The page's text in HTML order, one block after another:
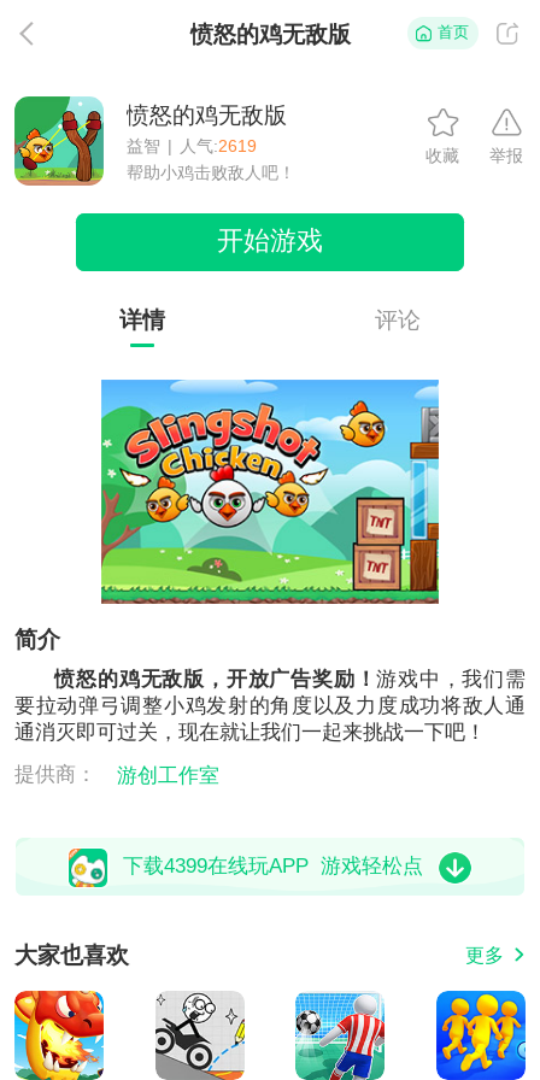
愤怒的鸡无敌版 首页
愤怒的鸡无敌版
益智 | 人气:2619
帮助小鸡击败敌人吧！
收藏 举报
开始游戏
详情 评论
简介
愤怒的鸡无敌版，开放广告奖励！游戏中，我们需
要拉动弹弓调整小鸡发射的角度以及力度成功将敌人通
通消灭即可过关，现在就让我们一起来挑战一下吧！
提供商：
游创工作室
下载4399在线玩APP 游戏轻松点
大家也喜欢 更多